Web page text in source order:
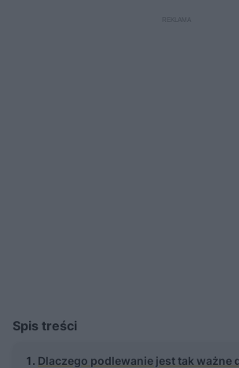
Spis treści
Dlaczego podlewanie jest tak ważne